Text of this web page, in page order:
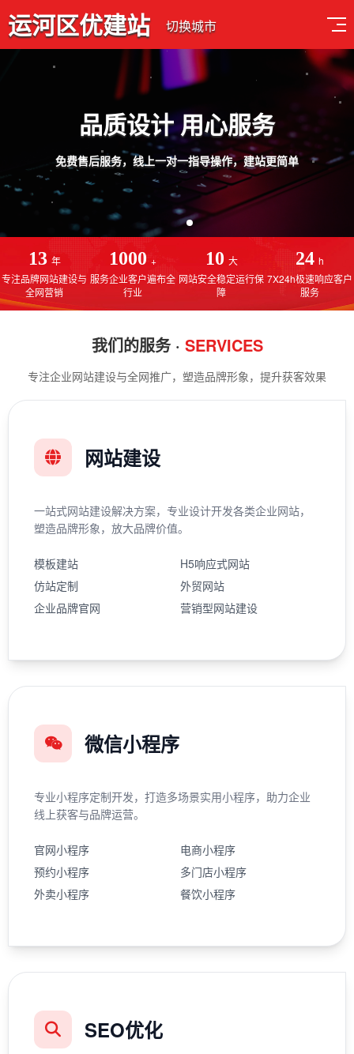
运河区优建站 切换城市
品质设计 用心服务
免费售后服务，线上一对一指导操作，建站更简单
13 年
专注品牌网站建设与
全网营销
1000 +
服务企业客户遍布全
行业
10 大
网站安全稳定运行保
障
24 h
7X24h极速响应客户
服务
我们的服务 · SERVICES
专注企业网站建设与全网推广，塑造品牌形象，提升获客效果
网站建设
一站式网站建设解决方案，专业设计开发各类企业网站，
塑造品牌形象，放大品牌价值。
模板建站
H5响应式网站
仿站定制
外贸网站
企业品牌官网
营销型网站建设
微信小程序
专业小程序定制开发，打造多场景实用小程序，助力企业
线上获客与品牌运营。
官网小程序
电商小程序
预约小程序
多门店小程序
外卖小程序
餐饮小程序
SEO优化